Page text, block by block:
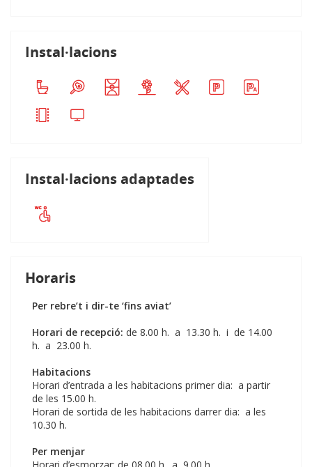
Instal·lacions
Instal·lacions adaptades
Horaris
Per rebre’t i dir-te ‘fins aviat’
Horari de recepció: de 8.00 h. a 13.30 h. i de 14.00
h. a 23.00 h.
Habitacions
Horari d’entrada a les habitacions primer dia: a partir
de les 15.00 h.
Horari de sortida de les habitacions darrer dia: a les
10.30 h.
Per menjar